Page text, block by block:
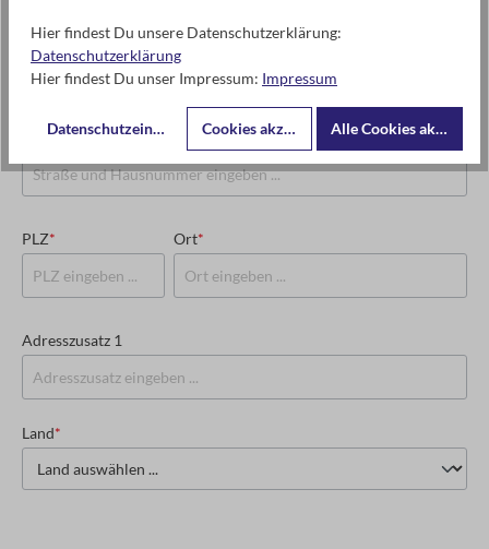
USt-IdNr. oder Steuernummer
Straße und Hausnummer
PLZ* Ort*
Adresszusatz 1
Land*
Hier findest Du unsere Datenschutzerklärung:
Datenschutzerklärung
Hier findest Du unser Impressum: Impressum
DatenschutzeinstellungenCookies akzeptierenAlle Cookies